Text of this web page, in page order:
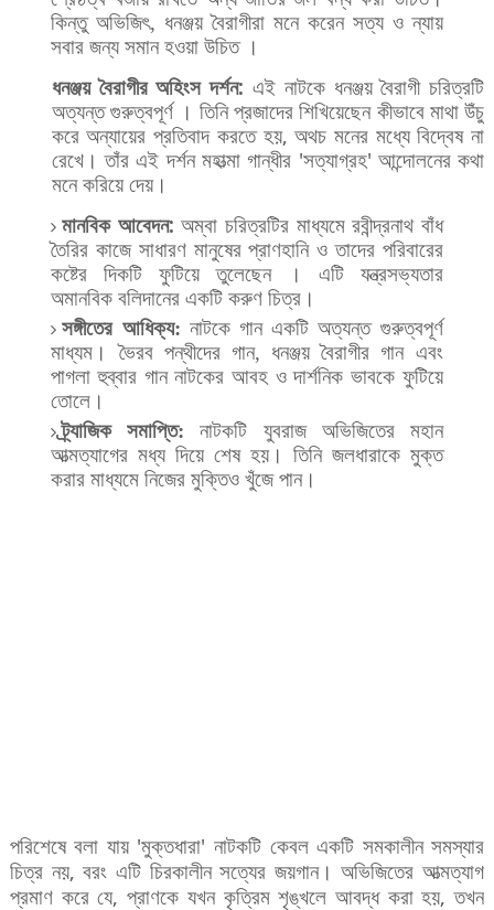
কিন্তু অভিজিৎ, ধনঞ্জয় বৈরাগীরা মনে করেন সত্য ও ন্যায়
সবার জন্য সমান হওয়া উচিত ।
ধনঞ্জয় বৈরাগীর অহিংস দর্শন: এই নাটকে ধনঞ্জয় বৈরাগী চরিত্রটি
অত্যন্ত গুরুত্বপূর্ণ । তিনি প্রজাদের শিখিয়েছেন কীভাবে মাথা উঁচু
করে অন্যায়ের প্রতিবাদ করতে হয়,অথচ মনের মধ্যে বিদ্বেষ না
রেখে। তাঁর এই দর্শন মহাত্মা গান্ধীর 'সত্যাগ্রহ' আন্দোলনের কথা
মনে করিয়ে দেয়।
মানবিক আবেদন: অম্বা চরিত্রটির মাধ্যমে রবীন্দ্রনাথ বাঁধ
তৈরির কাজে সাধারণ মানুষের প্রাণহানি ও তাদের পরিবারের
কষ্টের
দিকটি ফুটিয়ে তুলেছেন । এটি
যন্ত্রসভ্যতার
অমানবিক বলিদানের একটি করুণ চিত্র।
সঙ্গীতের আধিক্য: নাটকে গান একটি অত্যন্ত গুরুত্বপূর্ণ
মাধ্যম।
ভৈরব পন্থীদের গান, ধনঞ্জয় বৈরাগীর গান এবং
পাগলা হুব্বার গান নাটকের আবহ ও দার্শনিক ভাবকে ফুটিয়ে
তোলে।
ট্র্যাজিক
সমাপ্তি: নাটকটি যুবরাজ অভিজিতের
মহান
আত্মত্যাগের মধ্য দিয়ে শেষ হয়। তিনি জলধারাকে মুক্ত
করার মাধ্যমে নিজের মুক্তিও খুঁজে পান।
পরিশেষে বলা যায় 'মুক্তধারা' নাটকটি কেবল একটি সমকালীন সমস্যার
চিত্র নয়,বরং এটি চিরকালীন সত্যের জয়গান। অভিজিতের আত্মত্যাগ
প্রমাণ করে যে,প্রাণকে যখন কৃত্রিম শৃঙ্খলে আবদ্ধ করা হয়,তখন